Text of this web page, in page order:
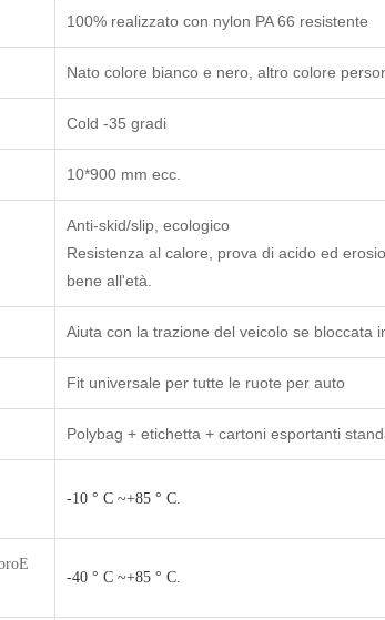
100% realizzato con nylon PA 66 resistente
Nato colore bianco e nero, altro colore
Cold -35 gradi
10*900 mm ecc.
Anti-skid/slip, ecologico
Resistenza al calore, prova di acido ed
bene all'età.
Aiuta con la trazione del veicolo se bloccata
Fit universale per tutte le ruote per auto
Polybag + etichetta + cartoni esportanti
-10 ° C ~+85 ° C.
E
-40 ° C ~+85 ° C.